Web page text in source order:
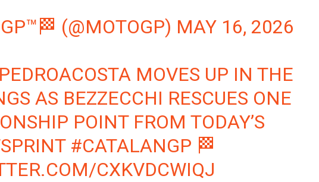
(@MOTOGP) MAY 16, 2026
MOVES UP IN THE
AS BEZZECCHI RESCUES ONE
POINT FROM TODAY’S
#CATALANGP 🏁
CXKVDCWIQJ